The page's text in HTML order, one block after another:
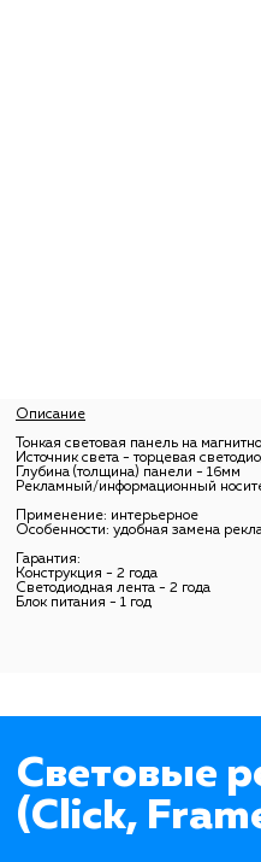
Описание
Тонкая световая панель на
Источник света - торцевая
Глубина (толщина) панели - 16мм
Рекламный/информационный
Применение: интерьерное
Особенности: удобная замена
Гарантия:
Конструкция - 2 года
Светодиодная лента - 2 года
Блок питания - 1 год
Световые
(Click,